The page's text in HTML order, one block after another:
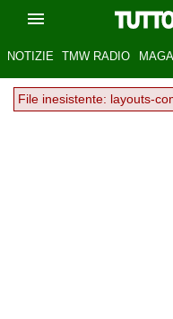
NOTIZIE TMW RADIO
File inesistente: layouts-